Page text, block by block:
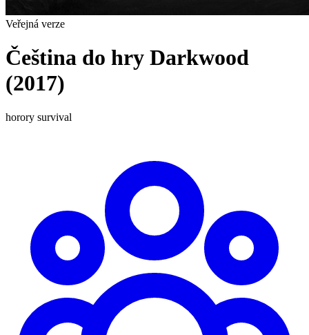
Veřejná verze
Čeština do hry Darkwood
(2017)
horory survival